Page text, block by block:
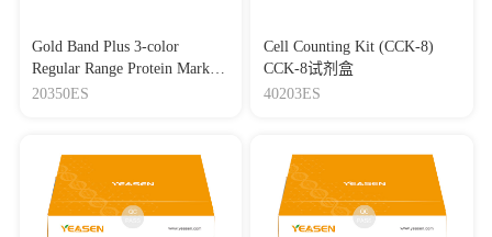
Gold Band Plus 3-color
Regular Range Protein Marker
(8-180 kDa) 三色预染蛋白质
20350ES
Cell Counting Kit (CCK-8)
CCK-8试剂盒
40203ES